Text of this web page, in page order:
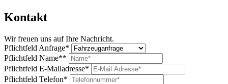
Ausstattung
Finanzierung
Leasing